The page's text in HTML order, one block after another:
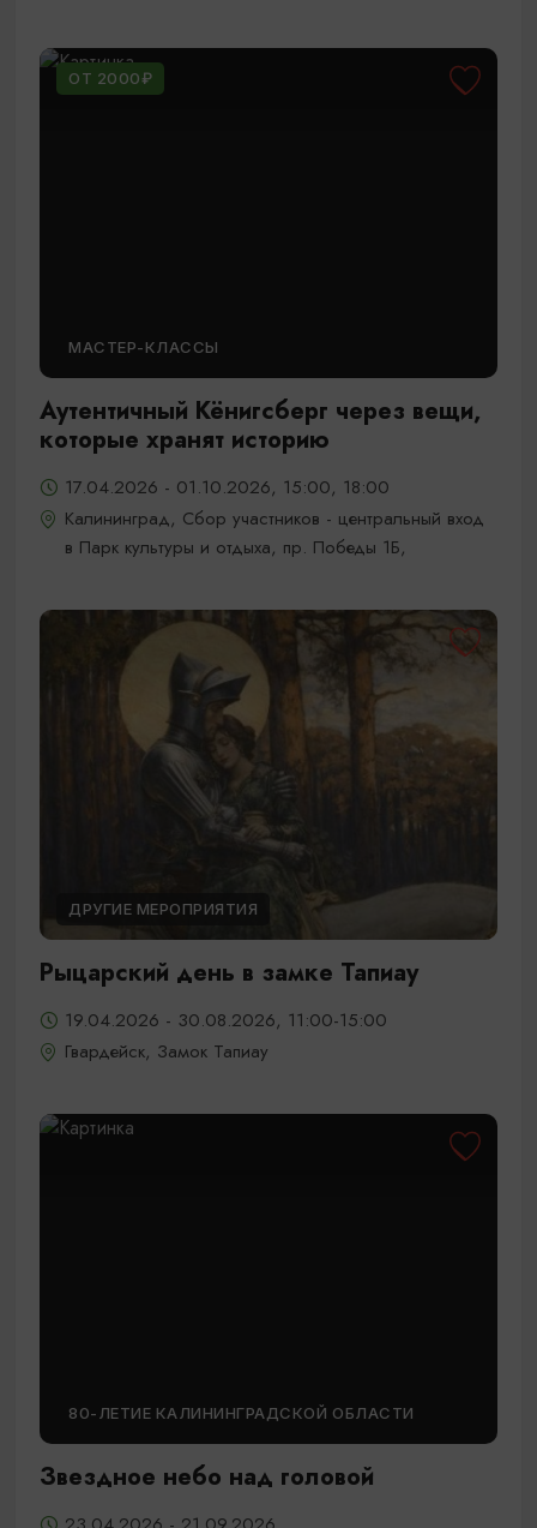
ОТ 2000₽
МАСТЕР-КЛАССЫ
Аутентичный Кёнигсберг через вещи,
которые хранят историю
17.04.2026 - 01.10.2026, 15:00, 18:00
Калининград, Сбор участников - центральный вход
в Парк культуры и отдыха, пр. Победы 1Б,
ДРУГИЕ МЕРОПРИЯТИЯ
Рыцарский день в замке Тапиау
19.04.2026 - 30.08.2026, 11:00-15:00
Гвардейск, Замок Тапиау
80-ЛЕТИЕ КАЛИНИНГРАДСКОЙ ОБЛАСТИ
Звездное небо над головой